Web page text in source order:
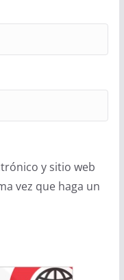
y sitio web
vez que haga un